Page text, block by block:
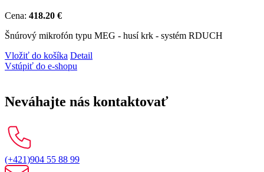
Cena: 418.20 €
Šnúrový mikrofón typu MEG - husí krk - systém RDUCH
Vložiť do košíka Detail
Vstúpiť do e-shopu
Neváhajte nás kontaktovať
(+421)904 55 88 99